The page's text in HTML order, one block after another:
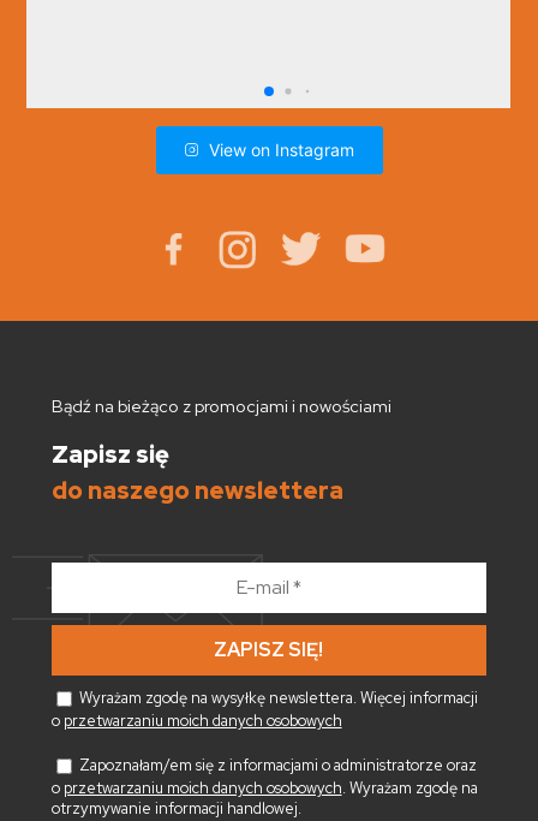
View on Instagram
Bądź na bieżąco z promocjami i nowościami
Zapisz się
do naszego newslettera
*
Wyrażam zgodę na wysyłkę newslettera. Więcej informacji
o przetwarzaniu moich danych osobowych
Zapoznałam/em się z informacjami o administratorze oraz
o przetwarzaniu moich danych osobowych. Wyrażam zgodę na
otrzymywanie informacji handlowej.